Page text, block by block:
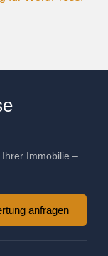
Immobilie –
anfragen